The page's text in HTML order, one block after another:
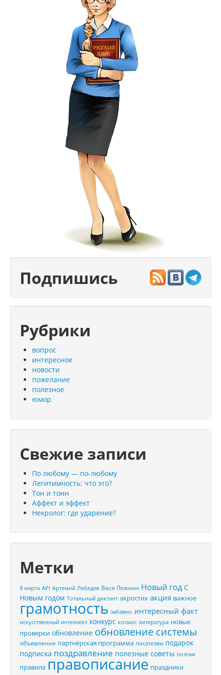
Подпишись
Рубрики
вопрос
интересное
новости
пожелание
полезное
юмор
Свежие записи
По любому — по-любому
Легитимность: что это?
Тон и тонн
Аффект и эффект
Некролог: где ударение?
Метки
8 марта API Артемий Лебедев Вася Ложкин Новый год С
Новым годом Тотальный диктант акростих акция важное
грамотность забавно интересный факт
искусственный интеллект конкурс космос литература новые
проверки обновление обновление системы
объявление партнёрская программа писателям подарок
подписка поздравление полезные советы поэтам
правила правописание праздники